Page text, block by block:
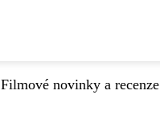
Filmové novinky a recenze